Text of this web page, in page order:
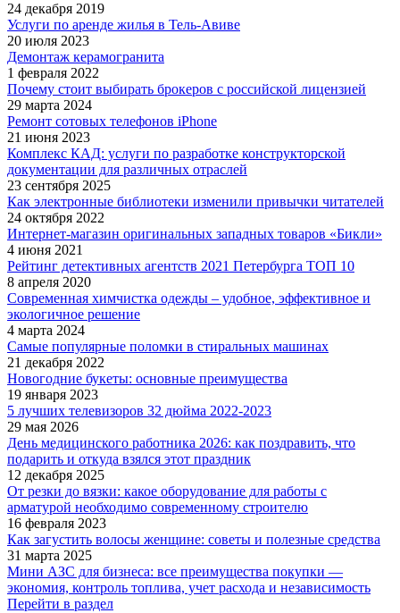
24 декабря 2019
Услуги по аренде жилья в Тель-Авиве
20 июля 2023
Демонтаж керамогранита
1 февраля 2022
Почему стоит выбирать брокеров с российской лицензией
29 марта 2024
Ремонт сотовых телефонов iPhone
21 июня 2023
Комплекс КАД: услуги по разработке конструкторской
документации для различных отраслей
23 сентября 2025
Как электронные библиотеки изменили привычки читателей
24 октября 2022
Интернет-магазин оригинальных западных товаров «Бикли»
4 июня 2021
Рейтинг детективных агентств 2021 Петербурга ТОП 10
8 апреля 2020
Современная химчистка одежды – удобное, эффективное и
экологичное решение
4 марта 2024
Самые популярные поломки в стиральных машинах
21 декабря 2022
Новогодние букеты: основные преимущества
19 января 2023
5 лучших телевизоров 32 дюйма 2022-2023
29 мая 2026
День медицинского работника 2026: как поздравить, что
подарить и откуда взялся этот праздник
12 декабря 2025
От резки до вязки: какое оборудование для работы с
арматурой необходимо современному строителю
16 февраля 2023
Как загустить волосы женщине: советы и полезные средства
31 марта 2025
Мини АЗС для бизнеса: все преимущества покупки —
экономия, контроль топлива, учет расхода и независимость
Перейти в раздел